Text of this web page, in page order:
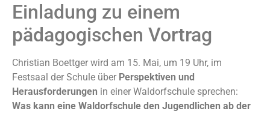
Einladung zu einem
pädagogischen Vortrag
Christian Boettger wird am 15. Mai, um 19 Uhr, im
Festsaal der Schule über Perspektiven und
Herausforderungen in einer Waldorfschule sprechen:
Was kann eine Waldorfschule den Jugendlichen ab der